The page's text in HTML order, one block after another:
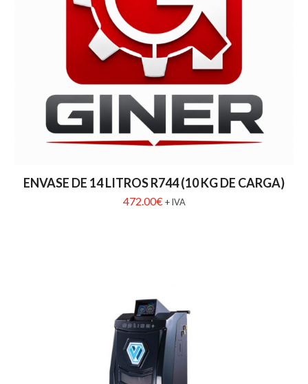
ENVASE DE 14 LITROS R744 (10 KG DE CARGA)
472.00€ + IVA